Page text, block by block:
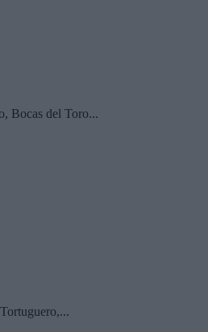
Bocas del Toro...